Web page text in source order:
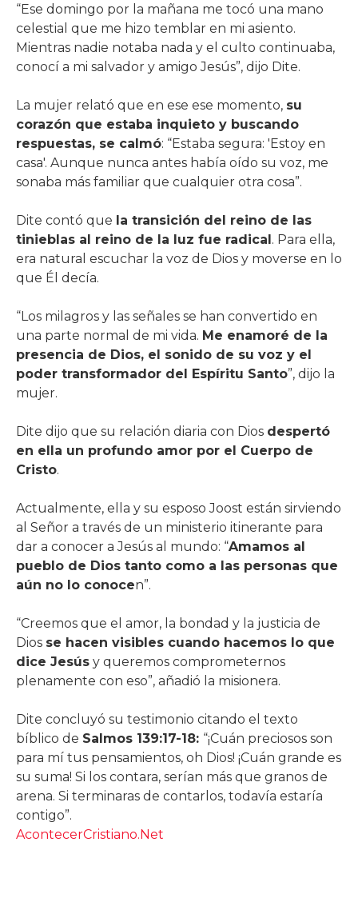
“Ese domingo por la mañana me tocó una mano
celestial que me hizo temblar en mi asiento.
Mientras nadie notaba nada y el culto continuaba,
conocí a mi salvador y amigo Jesús”, dijo Dite.
La mujer relató que en ese ese momento, su
corazón que estaba inquieto y buscando
respuestas, se calmó: “Estaba segura: 'Estoy en
casa'. Aunque nunca antes había oído su voz, me
sonaba más familiar que cualquier otra cosa”.
Dite contó que la transición del reino de las
tinieblas al reino de la luz fue radical. Para ella,
era natural escuchar la voz de Dios y moverse en lo
que Él decía.
“Los milagros y las señales se han convertido en
una parte normal de mi vida. Me enamoré de la
presencia de Dios, el sonido de su voz y el
poder transformador del Espíritu Santo”, dijo la
mujer.
Dite dijo que su relación diaria con Dios despertó
en ella un profundo amor por el Cuerpo de
Cristo.
Actualmente, ella y su esposo Joost están sirviendo
al Señor a través de un ministerio itinerante para
dar a conocer a Jesús al mundo: “Amamos al
pueblo de Dios tanto como a las personas que
aún no lo conocen”.
“Creemos que el amor, la bondad y la justicia de
Dios se hacen visibles cuando hacemos lo que
dice Jesús y queremos comprometernos
plenamente con eso”, añadió la misionera.
Dite concluyó su testimonio citando el texto
bíblico de Salmos 139:17-18: “¡Cuán preciosos son
para mí tus pensamientos, oh Dios! ¡Cuán grande es
su suma! Si los contara, serían más que granos de
arena. Si terminaras de contarlos, todavía estaría
contigo”.
AcontecerCristiano.Net